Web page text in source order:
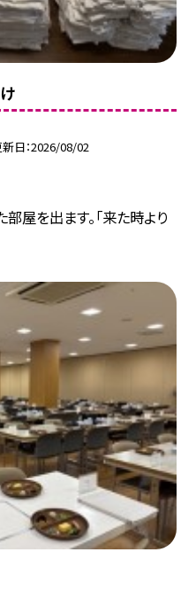
日 2026/08/02
屋を出ます。「来た時より